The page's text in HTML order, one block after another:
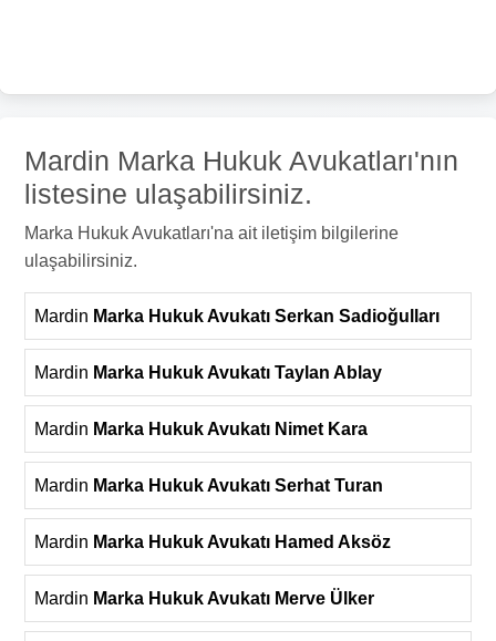
Mardin Marka Hukuk Avukatları'nın
listesine ulaşabilirsiniz.
Marka Hukuk Avukatları'na ait iletişim bilgilerine
ulaşabilirsiniz.
Mardin Marka Hukuk Avukatı Serkan Sadioğulları
Mardin Marka Hukuk Avukatı Taylan Ablay
Mardin Marka Hukuk Avukatı Nimet Kara
Mardin Marka Hukuk Avukatı Serhat Turan
Mardin Marka Hukuk Avukatı Hamed Aksöz
Mardin Marka Hukuk Avukatı Merve Ülker